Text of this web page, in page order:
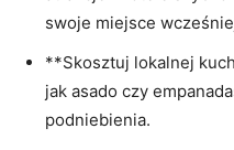
swoje miejsce
**Skosztuj lokalnej
jak asado czy⁢
podniebienia.